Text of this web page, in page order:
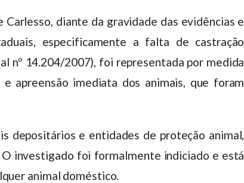
diante da gravidade das evidências e
especificamente a falta de castração
nº 14.204/2007), foi representada por medida
apreensão imediata dos animais, que foram
depositários e entidades de proteção animal,
O investigado foi formalmente indiciado e está
animal doméstico.